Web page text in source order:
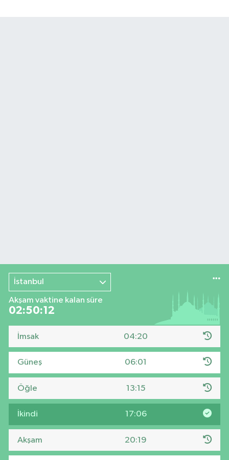
İstanbul
Akşam vaktine kalan süre
02:50:11
İmsak 04:20
Güneş 06:01
Öğle 13:15
İkindi 17:06
Akşam 20:19